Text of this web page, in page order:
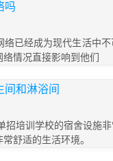
吗
已经成为现代生活中
情况直接影响到他们
间和淋浴间
招培训学校的宿舍设施
舒适的生活环境。